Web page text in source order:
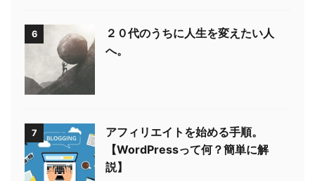
6
２０代のうちに人生を変えたい人
へ。
7
アフィリエイトを始める手順。
【WordPressって何？簡単に解
説】